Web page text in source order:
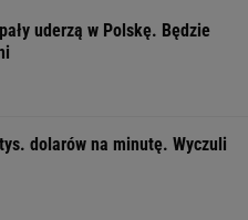
uderzą w Polskę. Będzie
dolarów na minutę. Wyczuli